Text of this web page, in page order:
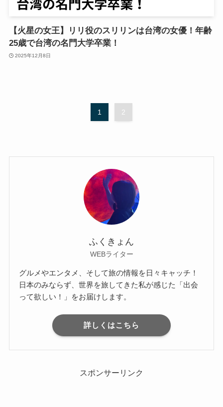
【火星の女王】リリ役のスリリンは台湾の女優！年齢
25歳で台湾の名門大学卒業！
2025年12月8日
1 2
ふくきょん
WEBライター
グルメやエンタメ、そして旅の情報を日々キャッチ！
日本のみならず、世界を旅してきた私が感じた「出会
って欲しい！」をお届けします。
詳しくはこちら
スポンサーリンク